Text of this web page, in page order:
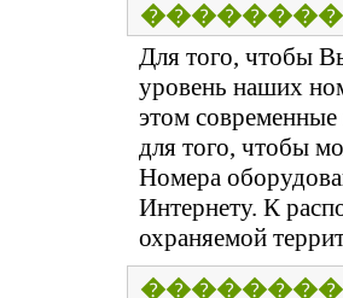
Для того, чтобы
уровень наших
этом
для того, чтобы
Номера
Интернету. К
охраняемой